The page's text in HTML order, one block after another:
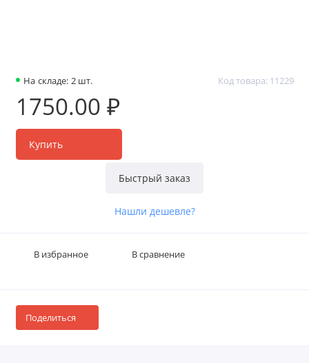
На складе: 2 шт. Код товара: 11229
1750.00 ₽
Купить
Быстрый заказ
Нашли дешевле?
В избранное В сравнение
Поделиться